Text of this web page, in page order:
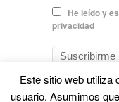
He leído y
privacidad
Este sitio web utiliza
usuario. Asumimos